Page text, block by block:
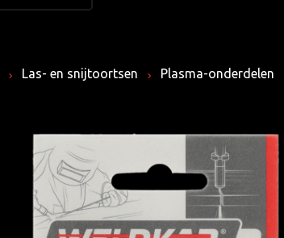
Las- en snijtoortsen Plasma-onderdelen